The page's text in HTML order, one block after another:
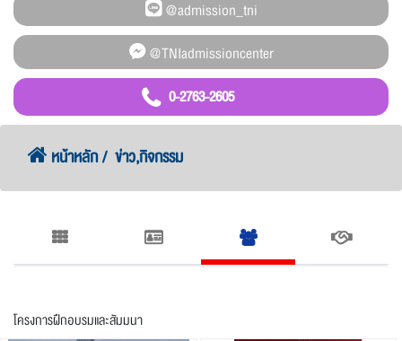
0-2763-2605
หน้าหลัก ข่าว,กิจกรรม